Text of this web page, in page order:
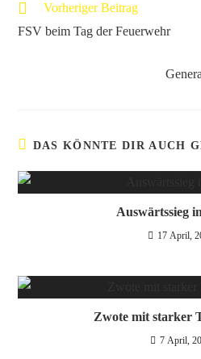
Vorheriger Beitrag
FSV beim Tag der Feuerwehr
DAS KÖNNTE DIR AUCH
Auswärtssieg
17 April,
Zwote mit starker
7 April,